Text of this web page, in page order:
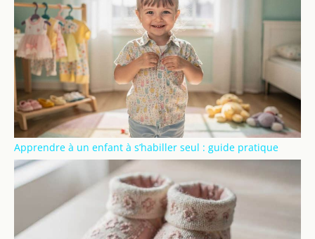
Apprendre à un enfant à s’habiller seul : guide pratique